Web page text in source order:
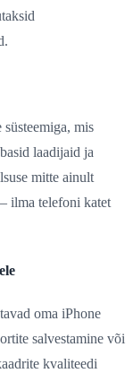
mis
laadijaid ja
mitte ainult
ilma telefoni katet
oma iPhone
salvestamine või
kvaliteedi